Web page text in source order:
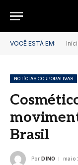
VOCÊ ESTÁ EM:
NOTÍCIAS CORPORATIVAS
Brasil
Por DINO maio